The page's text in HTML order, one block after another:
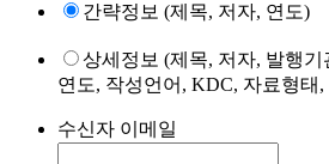
간략정보 (제목, 저자, 연도)
상세정보 (제목, 저자, 발행
연도, 작성언어, KDC, 자료형태
수신자 이메일